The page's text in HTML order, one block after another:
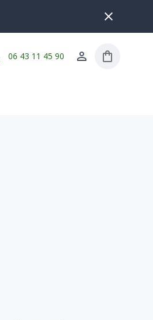
06 43 11 45 90